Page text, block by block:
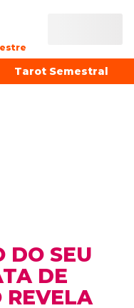
Tarot Semestral
DO SEU
DE
REVELA